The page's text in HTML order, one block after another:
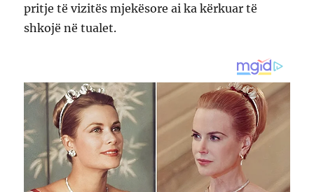
pritje të vizitës mjekësore ai ka kërkuar të
shkojë në tualet.